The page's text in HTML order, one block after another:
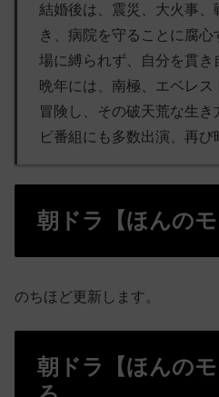
結婚後は、震災、大火事、
き、病院を守ることに腐
場に縛られず、自分を貫き
晩年には、南極、エベレ
冒険し、その破天荒な生
ビ番組にも多数出演、再び
朝ドラ【ほんの
のちほど更新します。
朝ドラ【ほんの